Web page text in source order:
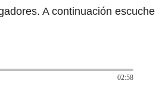
A continuación escuche
02:58